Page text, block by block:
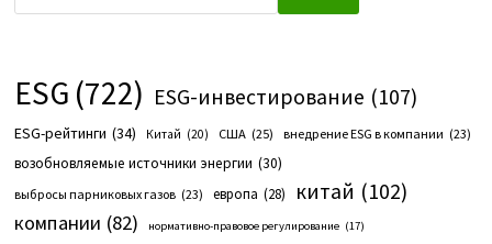
ESG (722) ESG-инвестирование (107)
ESG-рейтинги (34) Китай (20) США (25) внедрение ESG в компании (23)
возобновляемые источники энергии (30)
выбросы парниковых газов (23) европа (28) китай (102)
компании (82) нормативно-правовое регулирование (17)